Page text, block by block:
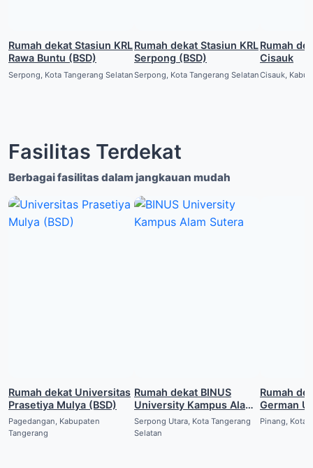
Rumah dekat Stasiun KRL
Rawa Buntu (BSD)
Serpong, Kota Tangerang Selatan
Rumah dekat Stasiun KRL
Serpong (BSD)
Serpong, Kota Tangerang Selatan
Rumah dekat
Cisauk
Cisauk,
Fasilitas Terdekat
Berbagai fasilitas dalam jangkauan mudah
Rumah dekat Universitas
Prasetiya Mulya (BSD)
Pagedangan, Kabupaten
Tangerang
Rumah dekat BINUS
University Kampus Alam
Sutera
Serpong Utara, Kota Tangerang
Selatan
Rumah
German
(Alam
Pinang, Kota